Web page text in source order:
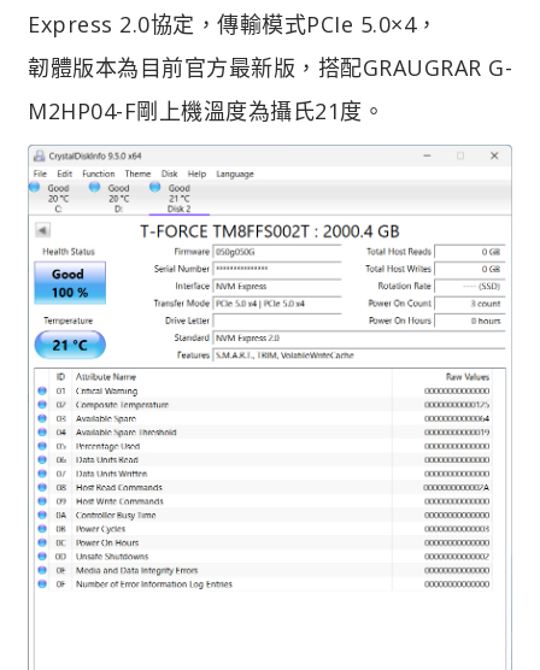
Express 2.0協定，傳輸模式PCIe 5.0×4，
韌體版本為目前官方最新版，搭配GRAUGRAR G-
M2HP04-F剛上機溫度為攝氏21度。